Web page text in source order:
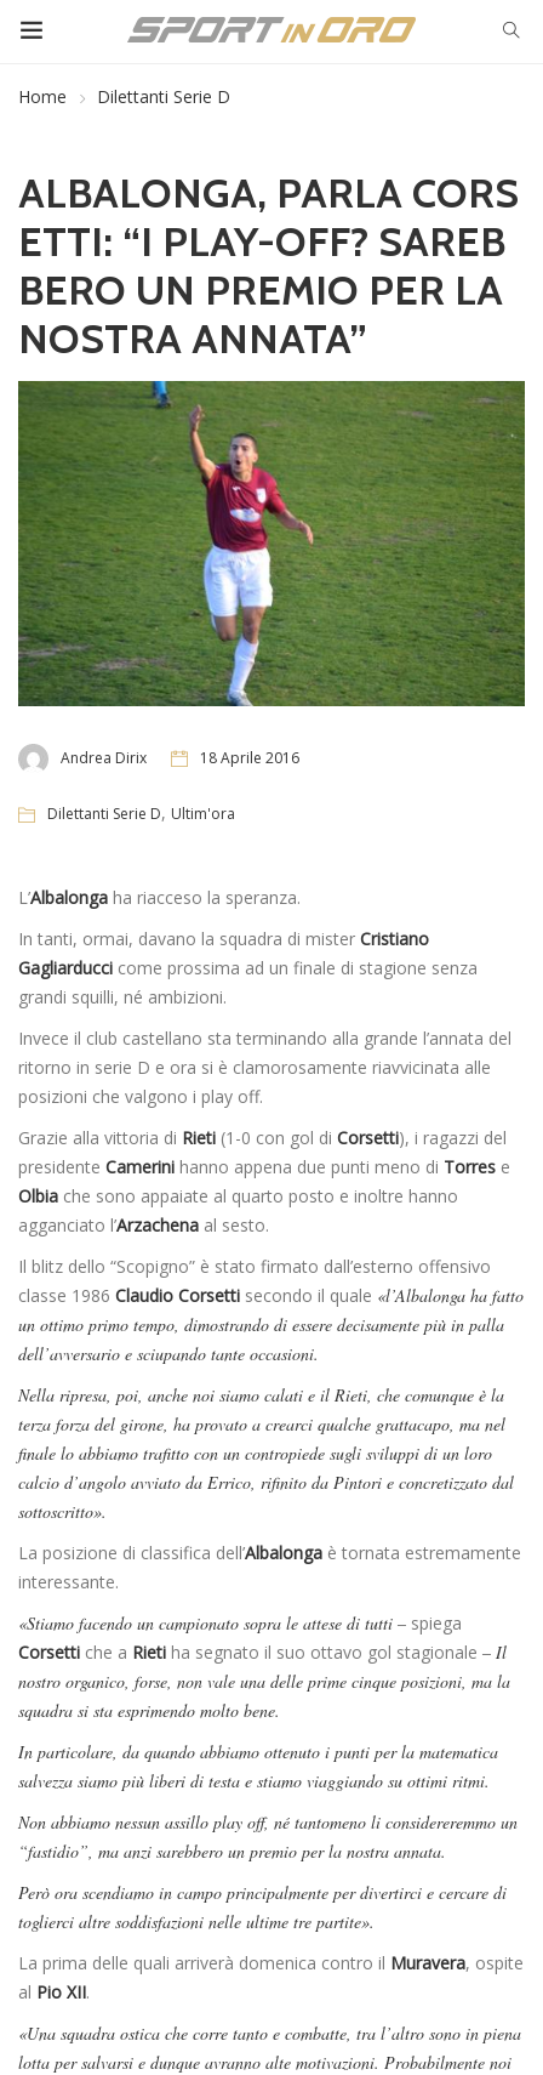
Home Dilettanti Serie D
ALBALONGA, PARLA CORS
ETTI: “I PLAY-OFF? SAREB
BERO UN PREMIO PER LA
NOSTRA ANNATA”
Andrea Dirix 18 Aprile 2016
Dilettanti Serie D, Ultim'ora
L’Albalonga ha riacceso la speranza.
In tanti, ormai, davano la squadra di mister Cristiano
Gagliarducci come prossima ad un finale di stagione senza
grandi squilli, né ambizioni.
Invece il club castellano sta terminando alla grande l’annata del
ritorno in serie D e ora si è clamorosamente riavvicinata alle
posizioni che valgono i play off.
Grazie alla vittoria di Rieti (1-0 con gol di Corsetti), i ragazzi del
presidente Camerini hanno appena due punti meno di Torres e
Olbia che sono appaiate al quarto posto e inoltre hanno
agganciato l’Arzachena al sesto.
Il blitz dello “Scopigno” è stato firmato dall’esterno offensivo
classe 1986 Claudio Corsetti secondo il quale «l’Albalonga ha fatto
un ottimo primo tempo, dimostrando di essere decisamente più in palla
dell’avversario e sciupando tante occasioni.
Nella ripresa, poi, anche noi siamo calati e il Rieti, che comunque è la
terza forza del girone, ha provato a crearci qualche grattacapo, ma nel
finale lo abbiamo trafitto con un contropiede sugli sviluppi di un loro
calcio d’angolo avviato da Errico, rifinito da Pintori e concretizzato dal
sottoscritto».
La posizione di classifica dell’Albalonga è tornata estremamente
interessante.
«Stiamo facendo un campionato sopra le attese di tutti – spiega
Corsetti che a Rieti ha segnato il suo ottavo gol stagionale – Il
nostro organico, forse, non vale una delle prime cinque posizioni, ma la
squadra si sta esprimendo molto bene.
In particolare, da quando abbiamo ottenuto i punti per la matematica
salvezza siamo più liberi di testa e stiamo viaggiando su ottimi ritmi.
Non abbiamo nessun assillo play off, né tantomeno li considereremmo un
“fastidio”, ma anzi sarebbero un premio per la nostra annata.
Però ora scendiamo in campo principalmente per divertirci e cercare di
toglierci altre soddisfazioni nelle ultime tre partite».
La prima delle quali arriverà domenica contro il Muravera, ospite
al Pio XII.
«Una squadra ostica che corre tanto e combatte, tra l’altro sono in piena
lotta per salvarsi e dunque avranno alte motivazioni. Probabilmente noi